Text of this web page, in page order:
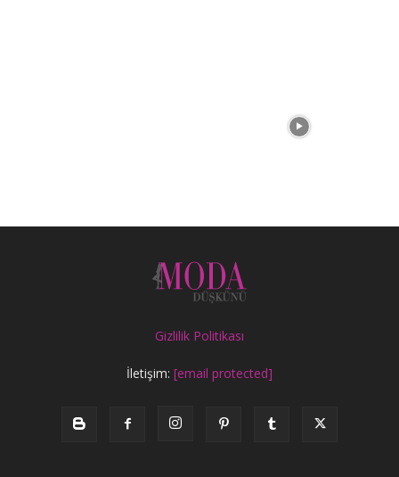
Gizlilik Politikası
İletişim: [email protected]